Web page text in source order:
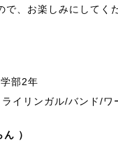
、お楽しみにしてく
部2年
イリンガル/バンド/
）